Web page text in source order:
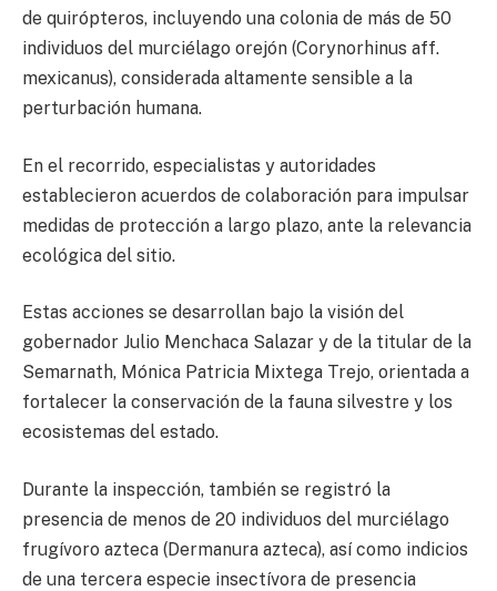
de quirópteros, incluyendo una colonia de más de 50
individuos del murciélago orejón (Corynorhinus aff.
mexicanus), considerada altamente sensible a la
perturbación humana.
En el recorrido, especialistas y autoridades
establecieron acuerdos de colaboración para impulsar
medidas de protección a largo plazo, ante la relevancia
ecológica del sitio.
Estas acciones se desarrollan bajo la visión del
gobernador Julio Menchaca Salazar y de la titular de la
Semarnath, Mónica Patricia Mixtega Trejo, orientada a
fortalecer la conservación de la fauna silvestre y los
ecosistemas del estado.
Durante la inspección, también se registró la
presencia de menos de 20 individuos del murciélago
frugívoro azteca (Dermanura azteca), así como indicios
de una tercera especie insectívora de presencia